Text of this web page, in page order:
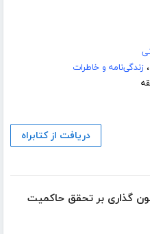
،زندگی‌نامه و خاطرات
دریافت از کتابراه
گذاری بر تحقق حاکمیت